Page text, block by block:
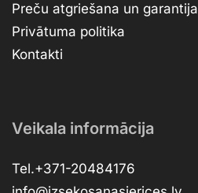
Preču atgriešana un garantija
Privātuma politika
Kontakti
Veikala informācija
Tel.+371-20484176